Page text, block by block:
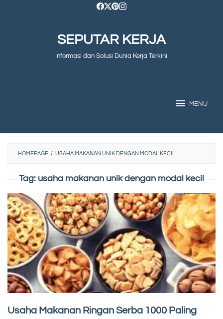
SEPUTAR KERJA
Informasi dan Solusi Dunia Kerja Terkini
MENU
HOMEPAGE / USAHA MAKANAN UNIK DENGAN MODAL KECIL
Tag: usaha makanan unik dengan modal kecil
Usaha Makanan Ringan Serba 1000 Paling